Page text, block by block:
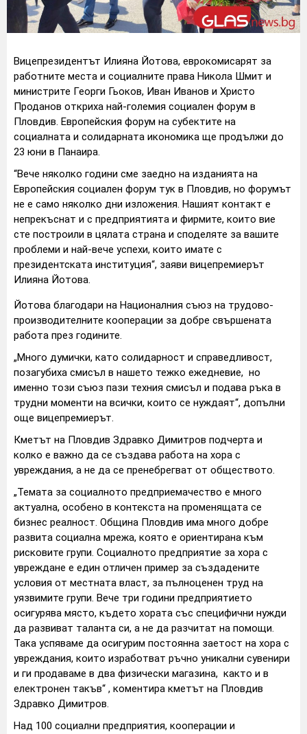
Вицепрезидентът Илияна Йотова, еврокомисарят за
работните места и социалните права Никола Шмит и
министрите Георги Гьоков, Иван Иванов и Христо
Проданов откриха най-големия социален форум в
Пловдив. Европейския форум на субектите на
социалната и солидарната икономика ще продължи до
23 юни в Панаира.
“Вече няколко години сме заедно на изданията на
Европейския социален форум тук в Пловдив, но форумът
не е само няколко дни изложения. Нашият контакт е
непрекъснат и с предприятията и фирмите, които вие
сте построили в цялата страна и споделяте за вашите
проблеми и най-вече успехи, които имате с
президентската институция“, заяви вицепремиерът
Илияна Йотова.
Йотова благодари на Националния съюз на трудово-
производителните кооперации за добре свършената
работа през годините.
„Много думички, като солидарност и справедливост,
позагубиха смисъл в нашето тежко ежедневие, но
именно този съюз пази техния смисъл и подава ръка в
трудни моменти на всички, които се нуждаят“, допълни
още вицепремиерът.
Кметът на Пловдив Здравко Димитров подчерта и
колко е важно да се създава работа на хора с
увреждания, а не да се пренебрегват от обществото.
„Темата за социалното предприемачество е много
актуална, особено в контекста на променящата се
бизнес реалност. Община Пловдив има много добре
развита социална мрежа, която е ориентирана към
рисковите групи. Социалното предприятие за хора с
увреждане е един отличен пример за създадените
условия от местната власт, за пълноценен труд на
уязвимите групи. Вече три години предприятието
осигурява място, където хората със специфични нужди
да развиват таланта си, а не да разчитат на помощи.
Така успяваме да осигурим постоянна заетост на хора с
увреждания, които изработват ръчно уникални сувенири
и ги продаваме в два физически магазина, както и в
електронен такъв“ , коментира кметът на Пловдив
Здравко Димитров.
Над 100 социални предприятия, кооперации и